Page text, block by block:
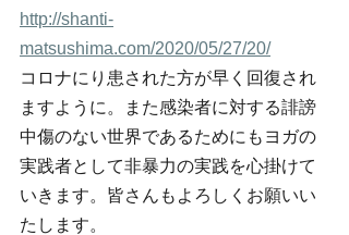
http://shanti-
matsushima.com/2020/05/27/20/
コロナにり患された方が早く回復され
ますように。また感染者に対する誹謗
中傷のない世界であるためにもヨガの
実践者として非暴力の実践を心掛けて
いきます。皆さんもよろしくお願いい
たします。